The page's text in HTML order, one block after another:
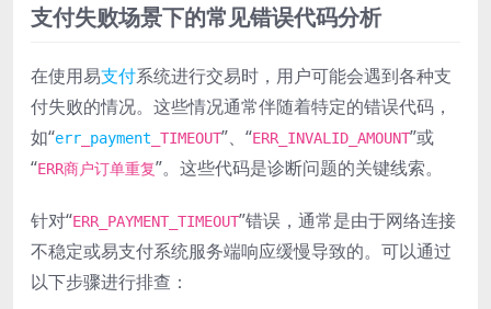
支付失败场景下的常见错误代码分析
在使用易支付系统进行交易时，用户可能会遇到各种支
付失败的情况。这些情况通常伴随着特定的错误代码，
如“err payment _TIMEOUT”、“ERR_INVALID_AMOUNT”或
“ERR商户订单重复”。这些代码是诊断问题的关键线索。
针对“ERR_PAYMENT_TIMEOUT”错误，通常是由于网络连接
不稳定或易支付系统服务端响应缓慢导致的。可以通过
以下步骤进行排查：